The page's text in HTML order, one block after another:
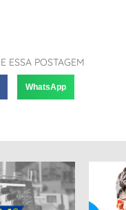
ESSA POSTAGEM
WhatsApp